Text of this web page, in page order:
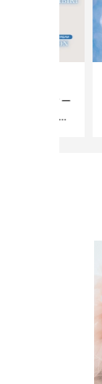
プロダンサー
メンダンサ